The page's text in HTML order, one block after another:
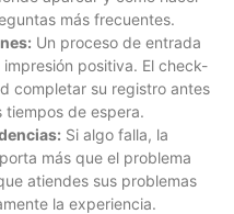
más frecuentes.
Un proceso de entrada
positiva. El check-
completar su registro antes
tiempos de espera.
Si algo falla, la
más que el problema
atiendes sus problemas
la experiencia.